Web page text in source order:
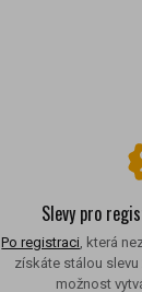
Slevy pro
Po registraci , která
získáte stálou slevu
možnost